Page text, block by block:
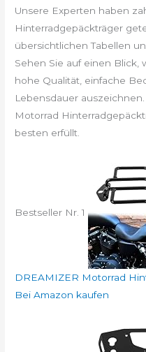
Unsere Experten haben
Hinterradgepäckträger
übersichtlichen Tabellen
Sehen Sie auf einen Blick,
hohe Qualität, einfache
Lebensdauer
Motorrad
besten erfüllt.
Bestseller Nr. 1
DREAMIZER Motorrad
Bei Amazon kaufen